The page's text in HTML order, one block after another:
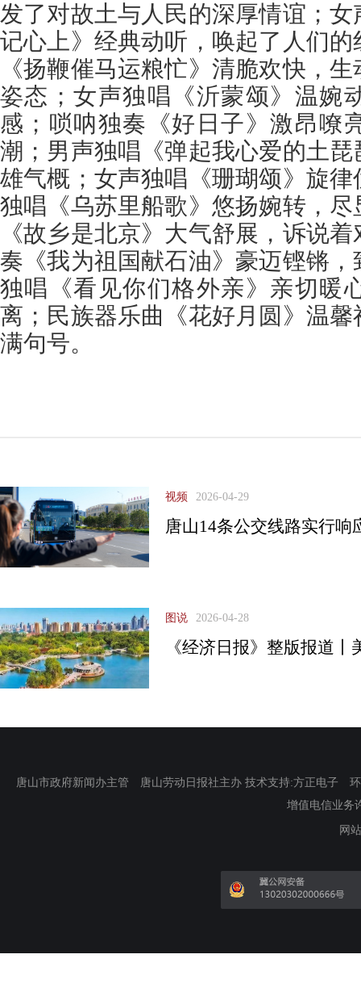
发了对故土与人民的深厚情谊；
记心上》经典动听，唤起了人们
《扬鞭催马运粮忙》清脆欢快，
姿态；女声独唱《沂蒙颂》温婉
感；唢呐独奏《好日子》激昂嘹
潮；男声独唱《弹起我心爱的土
雄气概；女声独唱《珊瑚颂》旋
独唱《乌苏里船歌》悠扬婉转，
《故乡是北京》大气舒展，诉说
奏《我为祖国献石油》豪迈铿锵
独唱《看见你们格外亲》亲切暖
离；民族器乐曲《花好月圆》温
满句号。
视频 2026-04-29
唐山14条公交线路实行响
图说 2026-04-28
《经济日报》整版报道丨
唐山市政府新闻办主管 唐山劳动日报社主办 技术支持:方正电子
增值电信业务
网